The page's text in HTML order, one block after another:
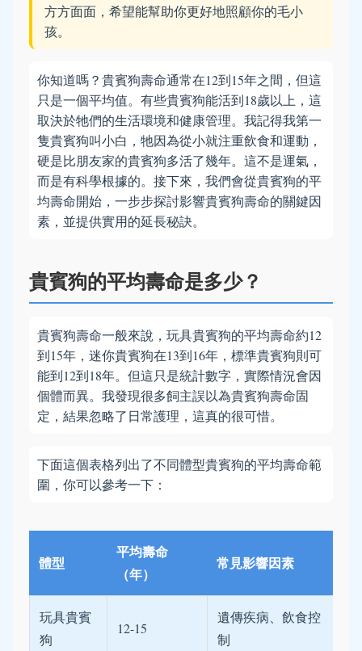
方方面面，希望能幫助你更好地照顧你的毛小
孩。
你知道嗎？貴賓狗壽命通常在12到15年之間，但這
只是一個平均值。有些貴賓狗能活到18歲以上，這
取決於牠們的生活環境和健康管理。我記得我第一
隻貴賓狗叫小白，牠因為從小就注重飲食和運動，
硬是比朋友家的貴賓狗多活了幾年。這不是運氣，
而是有科學根據的。接下來，我們會從貴賓狗的平
均壽命開始，一步步探討影響貴賓狗壽命的關鍵因
素，並提供實用的延長秘訣。
貴賓狗的平均壽命是多少？
貴賓狗壽命一般來說，玩具貴賓狗的平均壽命約12
到15年，迷你貴賓狗在13到16年，標準貴賓狗則可
能到12到18年。但這只是統計數字，實際情況會因
個體而異。我發現很多飼主誤以為貴賓狗壽命固
定，結果忽略了日常護理，這真的很可惜。
下面這個表格列出了不同體型貴賓狗的平均壽命範
圍，你可以參考一下：
體型
平均壽命
（年）
常見影響因素
玩具貴賓
狗
12-15
遺傳疾病、飲食控
制